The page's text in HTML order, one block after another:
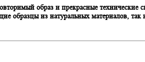
образ и прекрасные технические
из натуральных материалов, так